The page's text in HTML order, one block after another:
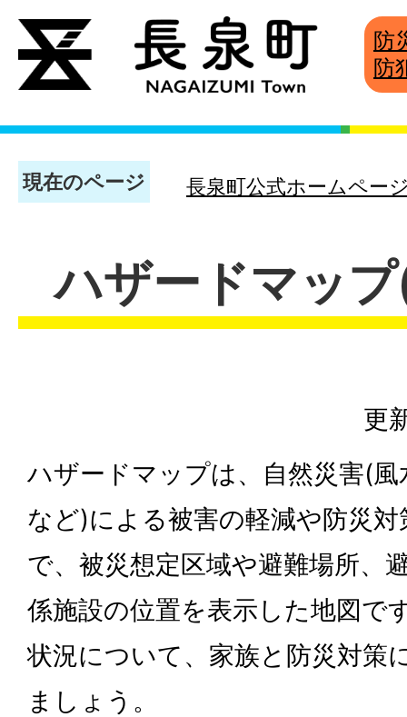
防
防
現在のページ 長泉町公式ホームペー
ハザードマッ
更
ハザードマップは、自然災害(
など)による被害の軽減や防災
で、被災想定区域や避難場所、
係施設の位置を表示した地図で
状況について、家族と防災対策
ましょう。